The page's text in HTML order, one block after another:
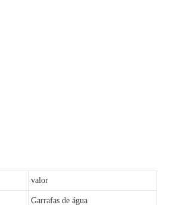
valor
Garrafas de água